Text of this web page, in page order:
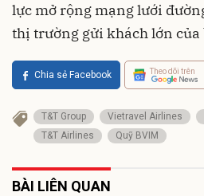
lực mở rộng mạng lưới
thị trường gửi khách lớn
Chia sẻ Facebook Theo dõi trên
T&T Group Vietravel Airlines
T&T Airlines
Quỹ BVIM
BÀI LIÊN QUAN